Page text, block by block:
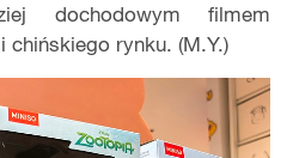
dochodowym filmem
rynku. (M.Y.)